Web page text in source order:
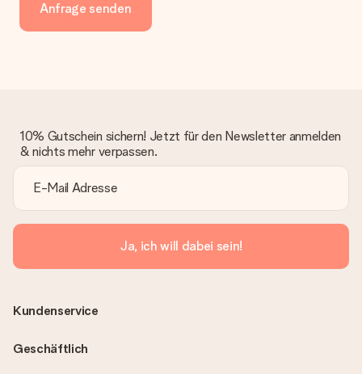
Anfrage senden
10% Gutschein sichern! Jetzt für den Newsletter anmelden
& nichts mehr verpassen.
Ja, ich will dabei sein!
Kundenservice
Geschäftlich